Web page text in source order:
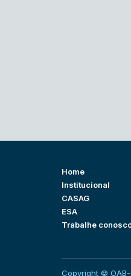
Home
Institucional
CASAG
ESA
Trabalhe
Copyright ©